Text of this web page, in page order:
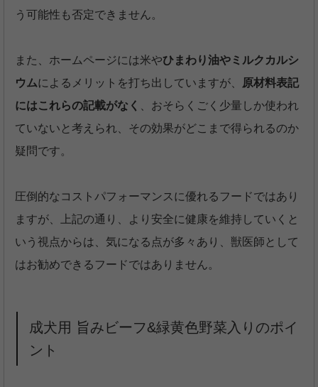
う可能性も否定できません。
また、ホームページには米やひまわり油やミルクカルシ
ウムによるメリットを打ち出していますが、
原材料表記
にはこれらの記載がなく
、おそらくごく少量しか使われ
ていないと考えられ、その効果がどこまで得られるのか
疑問です。
圧倒的なコストパフォーマンスに優れるフードではあり
ますが、上記の通り、より安全に健康を維持していくと
いう視点からは、気になる点が多々あり、獣医師として
はお勧めできるフードではありません。
成犬用 旨みビーフ&緑黄色野菜入りのポイ
ント